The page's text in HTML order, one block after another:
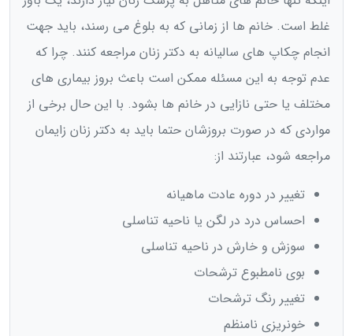
غلط است. خانم ها از زمانی که به بلوغ می رسند، باید جهت
انجام چکاپ های سالیانه به دکتر زنان مراجعه کنند. چرا که
عدم توجه به این مسئله ممکن است باعث بروز بیماری های
مختلف یا حتی نازایی در خانم ها بشود. با این حال برخی از
مواردی که در صورت بروزشان حتما باید به دکتر زنان زایمان
مراجعه شود، عبارتند از:
تغییر در دوره عادت ماهیانه
احساس درد در لگن یا ناحیه تناسلی
سوزش و خارش در ناحیه تناسلی
بوی نامطبوع ترشحات
تغییر رنگ ترشحات
خونریزی نامنظم